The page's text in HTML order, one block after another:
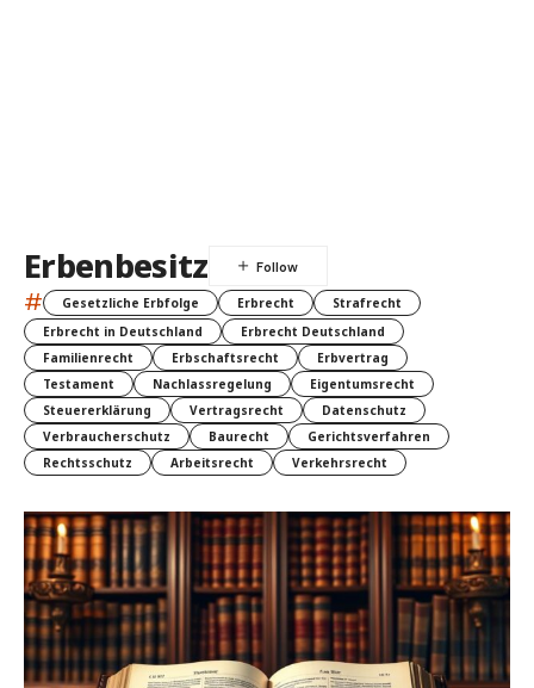
Erbenbesitz
# Gesetzliche Erbfolge Erbrecht
Strafrecht
Erbrecht in Deutschland
Erbrecht Deutschland
Familienrecht
Erbschaftsrecht
Erbvertrag
Testament
Nachlassregelung
Eigentumsrecht
Steuererklärung
Vertragsrecht
Datenschutz
Verbraucherschutz
Baurecht
Gerichtsverfahren
Rechtsschutz
Arbeitsrecht Verkehrsrecht